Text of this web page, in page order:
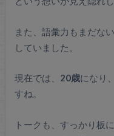
また、語彙力もまだな
していました。
現在では、 20歳になり、
すね。
トークも、すっかり板